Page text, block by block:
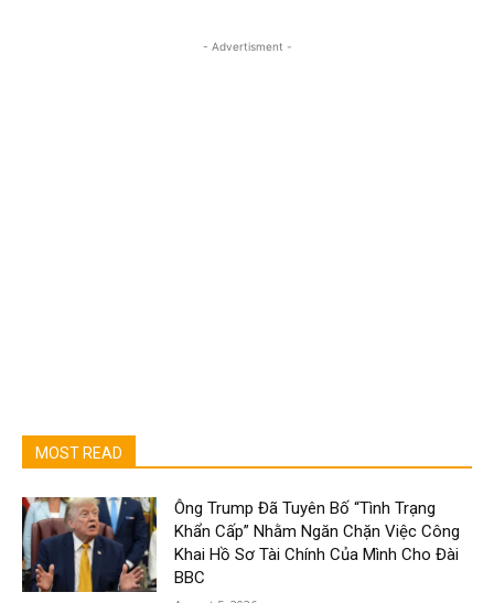
- Advertisment -
MOST READ
Ông Trump Đã Tuyên Bố “Tình Trạng
Khẩn Cấp” Nhằm Ngăn Chặn Việc Công
Khai Hồ Sơ Tài Chính Của Mình Cho Đài
BBC